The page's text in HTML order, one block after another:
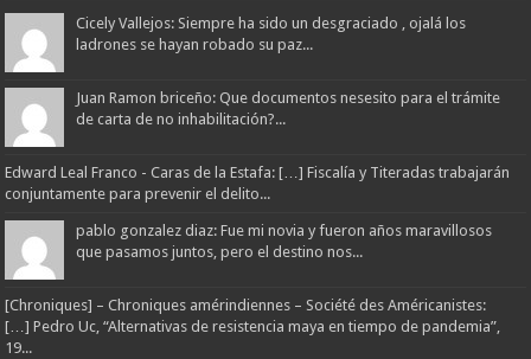
Cicely Vallejos: Siempre ha sido un desgraciado , ojalá los
ladrones se hayan robado su paz...
Juan Ramon briceño: Que documentos nesesito para el trámite
de carta de no inhabilitación?...
Edward Leal Franco - Caras de la Estafa: […] Fiscalía y Titeradas trabajarán
conjuntamente para prevenir el delito...
pablo gonzalez diaz: Fue mi novia y fueron años maravillosos
que pasamos juntos, pero el destino nos...
[Chroniques] – Chroniques amérindiennes – Société des Américanistes:
[…] Pedro Uc, “Alternativas de resistencia maya en tiempo de pandemia”,
19...